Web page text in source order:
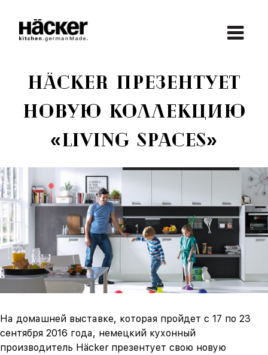
navigation
Häcker презентует
новую коллекцию
«Living Spaces»
На домашней выставке, которая пройдет c 17 по 23
сентября 2016 года, немецкий кухонный
производитель Häcker презентует свою новую